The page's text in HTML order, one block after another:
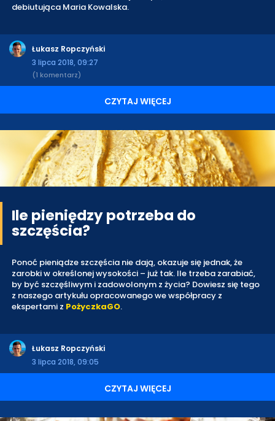
debiutująca Maria Kowalska.
Łukasz Ropczyński
3 lipca 2018, 09:27
(1 komentarz)
CZYTAJ WIĘCEJ
Ile pieniędzy potrzeba do
szczęścia?
Ponoć pieniądze szczęścia nie dają, okazuje się jednak, że
zarobki w określonej wysokości – już tak. Ile trzeba zarabiać,
by być szczęśliwym i zadowolonym z życia? Dowiesz się tego
z naszego artykułu opracowanego we współpracy z
ekspertami z PożyczkaGO.
Łukasz Ropczyński
3 lipca 2018, 09:05
CZYTAJ WIĘCEJ